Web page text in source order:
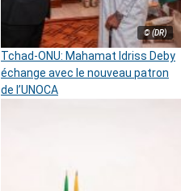
© (DR)
Tchad-ONU: Mahamat Idriss Deby
échange avec le nouveau patron
de l’UNOCA